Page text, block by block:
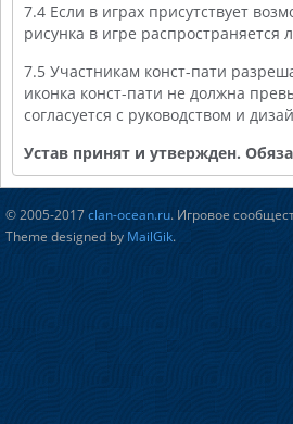
7.4 Если в играх присутствует
рисунка в игре
7.5 Участникам конст-пати
иконка конст-пати не должна
согласуется с руководством и
Устав принят и утвержден.
© 2005-2017clan-ocean.ru. Игровое
Theme designed by MailGik.